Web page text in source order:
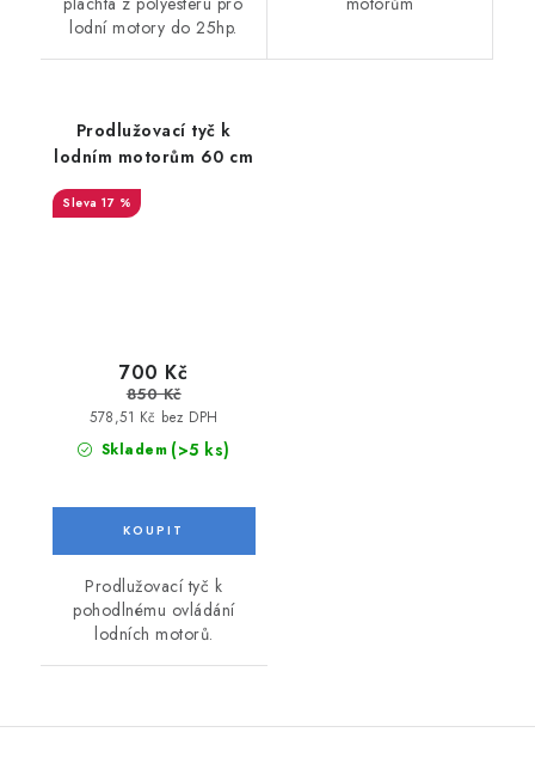
lodní motory do 25hp.
Prodlužovací tyč k
lodním motorům 60 cm
17 %
Skladem (>5 ks)
578,51 Kč bez DPH
700 Kč
850 Kč
Prodlužovací tyč k
pohodlnému ovládání
lodních motorů.